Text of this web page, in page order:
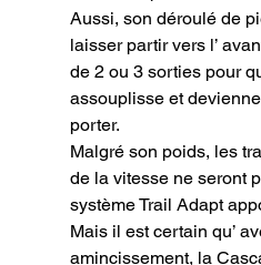
Aussi, son déroulé de
laisser partir vers l’
de 2 ou 3 sorties pour
assouplisse et
porter.
Malgré son poids, les
de la vitesse ne seront
système Trail Adapt
Mais il est certain qu’
amincissement, la